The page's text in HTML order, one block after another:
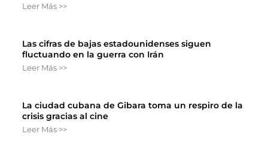
Leer Más >>
Las cifras de bajas estadounidenses siguen
fluctuando en la guerra con Irán
Leer Más >>
La ciudad cubana de Gibara toma un respiro de la
crisis gracias al cine
Leer Más >>